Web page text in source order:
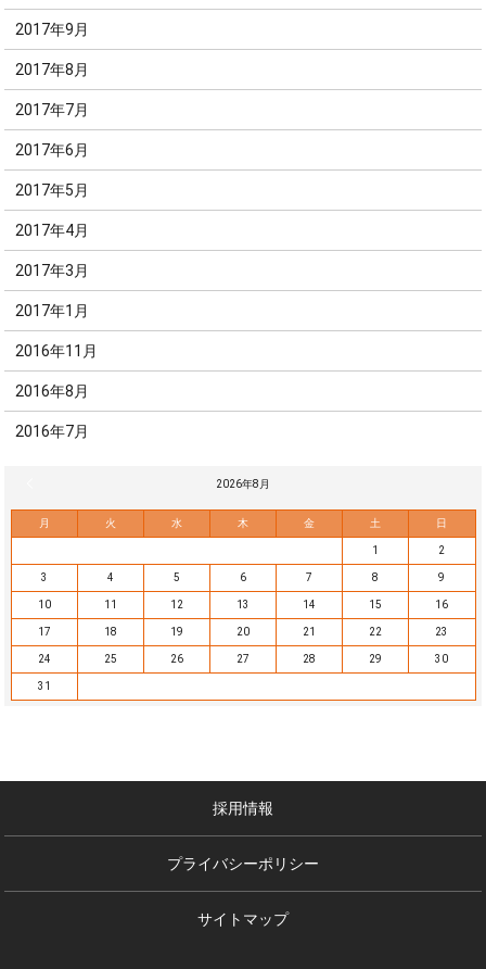
2017年9月
2017年8月
2017年7月
2017年6月
2017年5月
2017年4月
2017年3月
2017年1月
2016年11月
2016年8月
2016年7月
2026年8月
月 火 水 木 金 土 日
1 2
3 4 5 6 7 8 9
10 11 12 13 14 15 16
17 18 19 20 21 22 23
24 25 26 27 28 29 30
31
採用情報
プライバシーポリシー
サイトマップ